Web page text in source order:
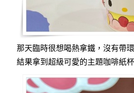
那天臨時很想喝熱拿鐵，沒有帶
結果拿到超級可愛的主題咖啡紙杯